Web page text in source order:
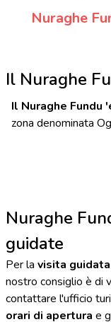
Nuraghe
Il Nuraghe
Il Nuraghe Fundu
zona denominata
Nuraghe
guidate
Per la visita
nostro consiglio è di
contattare l'ufficio
orari di apertura e